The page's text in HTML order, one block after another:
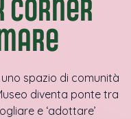
corner
uno spazio di comunità
diventa ponte tra
e ‘adottare’